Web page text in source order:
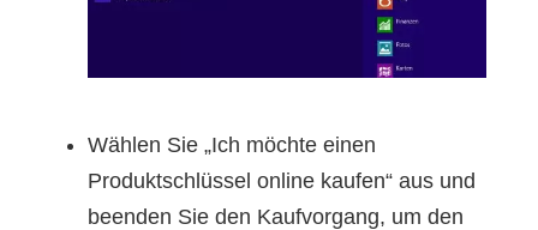
Wählen Sie „Ich möchte einen
Produktschlüssel online kaufen“ aus und
beenden Sie den Kaufvorgang, um den